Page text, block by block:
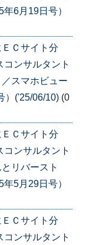
6月19日号）
Ｃサイト分
ンサルタント
スマホビュー
）('25/06/10) (0
Ｃサイト分
ンサルタント
リバースト
5月29日号）
Ｃサイト分
ンサルタント